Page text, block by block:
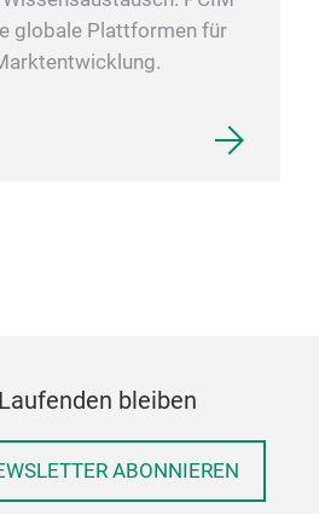
globale Plattformen für
bleiben
ABONNIEREN